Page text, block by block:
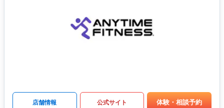
店舗情報 公式サイト 体験・相談予約